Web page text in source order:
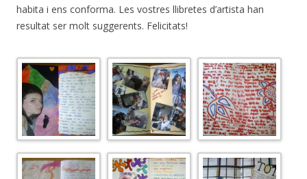
habita i ens conforma. Les vostres llibretes d’artista han
resultat ser molt suggerents. Felicitats!